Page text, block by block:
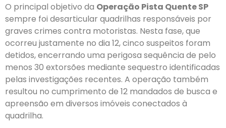
O principal objetivo da Operação Pista Quente SP
sempre foi desarticular quadrilhas responsáveis por
graves crimes contra motoristas. Nesta fase, que
ocorreu justamente no dia 12, cinco suspeitos foram
detidos, encerrando uma perigosa sequência de pelo
menos 30 extorsões mediante sequestro identificadas
pelas investigações recentes. A operação também
resultou no cumprimento de 12 mandados de busca e
apreensão em diversos imóveis conectados à
quadrilha.